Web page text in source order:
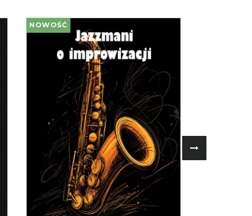
NOWOŚĆ